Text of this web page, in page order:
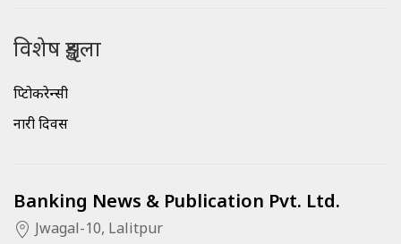
विशेष शृङ्खला
क्रिप्टोकरेन्सी
नारी दिवस
Banking News & Publication Pvt. Ltd.
Jwagal-10, Lalitpur